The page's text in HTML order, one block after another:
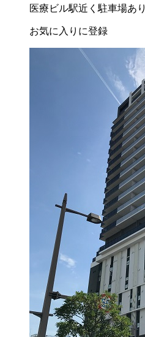
医療ビル駅近く 駐車場あり
お気に入りに登録